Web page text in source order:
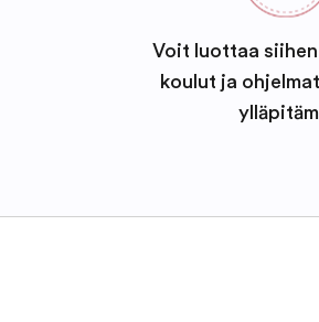
Voit luottaa
koulut ja